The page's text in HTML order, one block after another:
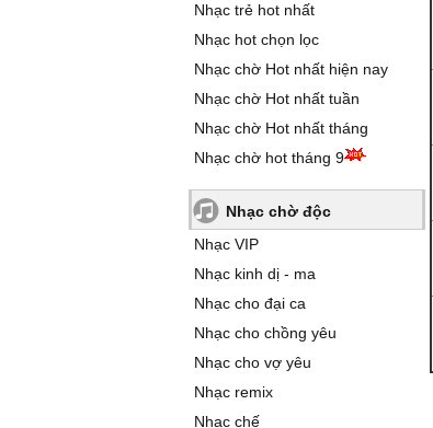
Nhạc trẻ hot nhất
Nhạc hot chọn lọc
Nhạc chờ Hot nhất hiện nay
Nhạc chờ Hot nhất tuần
Nhạc chờ Hot nhất tháng
Nhạc chờ hot tháng 9
Nhạc chờ độc
Nhạc VIP
Nhạc kinh dị - ma
Nhạc cho đại ca
Nhạc cho chồng yêu
Nhạc cho vợ yêu
Nhạc remix
Nhạc chế